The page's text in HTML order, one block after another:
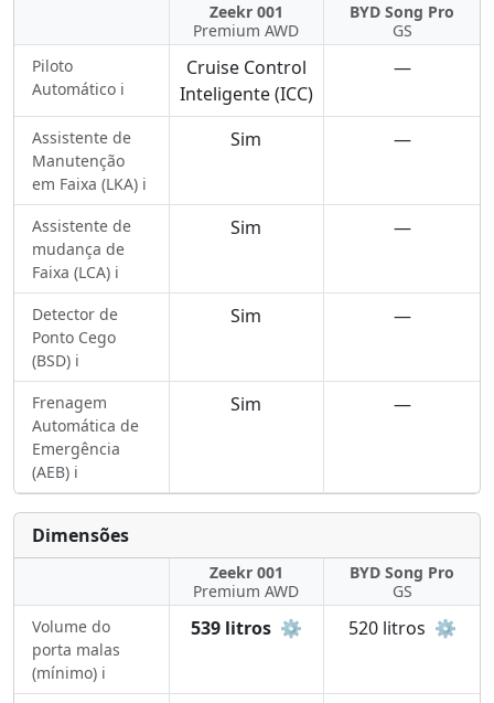
Zeekr 001
Premium AWD
BYD Song Pro
GS
Piloto
Automático ℹ️
Cruise Control
Inteligente (ICC)
—
Assistente de
Manutenção
em Faixa (LKA) ℹ️
Sim —
Assistente de
mudança de
Faixa (LCA) ℹ️
Sim —
Detector de
Ponto Cego
(BSD) ℹ️
Sim —
Frenagem
Automática de
Emergência
(AEB) ℹ️
Sim —
Dimensões
Zeekr 001
Premium AWD
BYD Song Pro
GS
Volume do
porta malas
(mínimo) ℹ️
539 litros ⚙️ 520 litros ⚙️